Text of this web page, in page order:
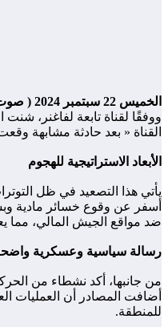
الخميس 22 سبتمبر 2024 ( صوت الحق ) :
ووفقًا لقناة تابعة لفاغنر،
القناة « بعد حادثة مشابهة وقعت في 11 سبتمبر، حيث استهدفت الطائرات الأزوادية المسيّرة معسكرًا في غوندام، مما يشير إلى نمط جديد من الهجمات الجوية
الأبعاد الاستراتيجية للهجوم
يأتي هذا التصعيد في ظل
أسفر عن وقوع خسائر مادية
ضد مواقع الجيش المالي، مما
رسالة سياسية وعسكرية
من جانبها، أكد نشطاء من
أضافت المصادر أن العمليات
للمنطقة.